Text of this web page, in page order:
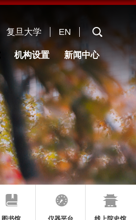
复旦大学 EN
机构设置 新闻中心